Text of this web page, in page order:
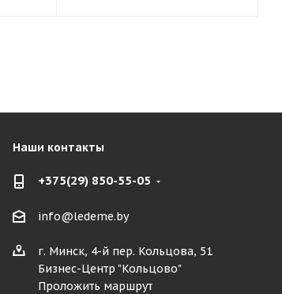
Наши контакты
+375(29) 850-55-05
info@ledeme.by
г. Минск, 4-й пер. Кольцова, 51
Бизнес-Центр "Кольцово"
Проложить маршрут